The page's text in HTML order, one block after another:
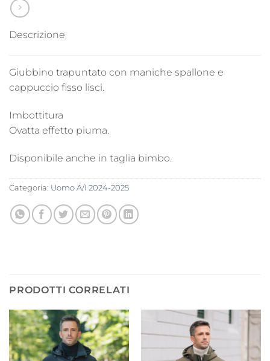
Descrizione
Giubbino trapuntato con maniche spallone e
cappuccio fisso lisci.
Imbottitura
Ovatta effetto piuma.
Disponibile anche in taglia bimbo.
Categoria: Uomo A/I 2024-2025
PRODOTTI CORRELATI